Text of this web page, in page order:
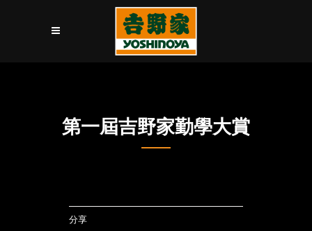
第一屆吉野家勤學大賞
分享